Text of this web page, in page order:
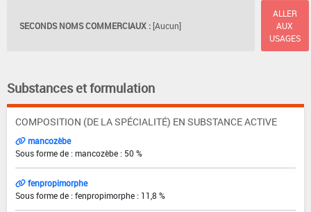
SECONDS NOMS COMMERCIAUX : [Aucun]
ALLER
AUX
USAGES
Substances et formulation
COMPOSITION (DE LA SPÉCIALITÉ) EN SUBSTANCE ACTIVE
mancozèbe
Sous forme de : mancozèbe : 50 %
fenpropimorphe
Sous forme de : fenpropimorphe : 11,8 %